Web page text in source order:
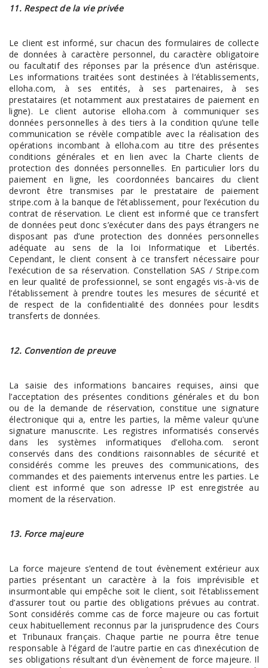
11. Respect de la vie privée
Le client est informé, sur chacun des formulaires de collecte
de données à caractère personnel, du caractère obligatoire
ou facultatif des réponses par la présence d’un astérisque.
Les informations traitées sont destinées à l’établissements,
elloha.com, à ses entités, à ses partenaires, à ses
prestataires (et notamment aux prestataires de paiement en
ligne). Le client autorise elloha.com à communiquer ses
données personnelles à des tiers à la condition qu’une telle
communication se révèle compatible avec la réalisation des
opérations incombant à elloha.com au titre des présentes
conditions générales et en lien avec la Charte clients de
protection des données personnelles. En particulier lors du
paiement en ligne, les coordonnées bancaires du client
devront être transmises par le prestataire de paiement
stripe.com à la banque de l’établissement, pour l’exécution du
contrat de réservation. Le client est informé que ce transfert
de données peut donc s’exécuter dans des pays étrangers ne
disposant pas d’une protection des données personnelles
adéquate au sens de la loi Informatique et Libertés.
Cependant, le client consent à ce transfert nécessaire pour
l’exécution de sa réservation. Constellation SAS / Stripe.com
en leur qualité de professionnel, se sont engagés vis-à-vis de
l’établissement à prendre toutes les mesures de sécurité et
de respect de la confidentialité des données pour lesdits
transferts de données.
12. Convention de preuve
La saisie des informations bancaires requises, ainsi que
l’acceptation des présentes conditions générales et du bon
ou de la demande de réservation, constitue une signature
électronique qui a, entre les parties, la même valeur qu'une
signature manuscrite. Les registres informatisés conservés
dans les systèmes informatiques d’elloha.com. seront
conservés dans des conditions raisonnables de sécurité et
considérés comme les preuves des communications, des
commandes et des paiements intervenus entre les parties. Le
client est informé que son adresse IP est enregistrée au
moment de la réservation.
13. Force majeure
La force majeure s’entend de tout évènement extérieur aux
parties présentant un caractère à la fois imprévisible et
insurmontable qui empêche soit le client, soit l’établissement
d’assurer tout ou partie des obligations prévues au contrat.
Sont considérés comme cas de force majeure ou cas fortuit
ceux habituellement reconnus par la jurisprudence des Cours
et Tribunaux français. Chaque partie ne pourra être tenue
responsable à l’égard de l’autre partie en cas d’inexécution de
ses obligations résultant d’un évènement de force majeure. Il